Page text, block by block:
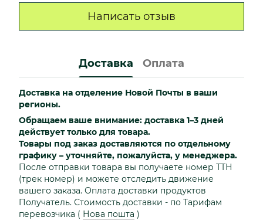
Написать отзыв
Доставка Оплата
Доставка на отделение Новой Почты в ваши
регионы.
Обращаем ваше внимание: доставка 1–3 дней
действует только для товара.
Товары под заказ доставляются по отдельному
графику – уточняйте, пожалуйста, у менеджера.
После отправки товара вы получаете номер ТТН
(трек номер) и можете отследить движение
вашего заказа. Оплата доставки продуктов
Получатель. Стоимость доставки - по Тарифам
перевозчика ( Нова пошта )